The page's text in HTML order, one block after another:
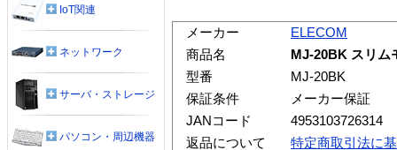
メーカー
ELECOM
商品名
MJ-20BK スリム
型番
MJ-20BK
保証条件
メーカー保証
JANコード
4953103726314
返品について
特定商取引法に
IoT関連
ネットワーク
サーバ・ストレージ
パソコン・周辺機器